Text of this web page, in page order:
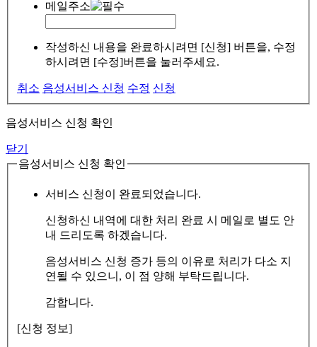
메일주소
작성하신 내용을 완료하시려면 [신청] 버튼을, 수정
하시려면 [수정]버튼을 눌러주세요.
취소 음성서비스 신청 수정 신청
음성서비스 신청 확인
닫기
음성서비스 신청 확인
서비스 신청이 완료되었습니다.
신청하신 내역에 대한 처리 완료 시 메일로 별도 안
내 드리도록 하겠습니다.
음성서비스 신청 증가 등의 이유로 처리가 다소 지
연될 수 있으니, 이 점 양해 부탁드립니다.
감합니다.
[신청 정보]